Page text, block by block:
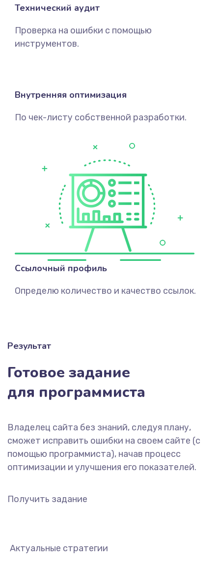
Технический аудит
Проверка на ошибки с помощью
инструментов.
Внутренняя оптимизация
По чек-листу собственной разработки.
Ссылочный профиль
Определю количество и качество ссылок.
Результат
Готовое задание
для программиста
Владелец сайта без знаний, следуя плану,
сможет исправить ошибки на своем сайте (с
помощью программиста), начав процесс
оптимизации и улучшения его показателей.
Получить задание
Актуальные стратегии